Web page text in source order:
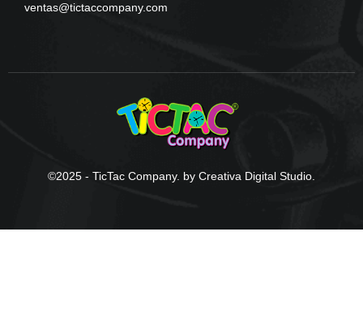
ventas@tictaccompany.com
©2025 - TicTac Company. by Creativa Digital Studio.